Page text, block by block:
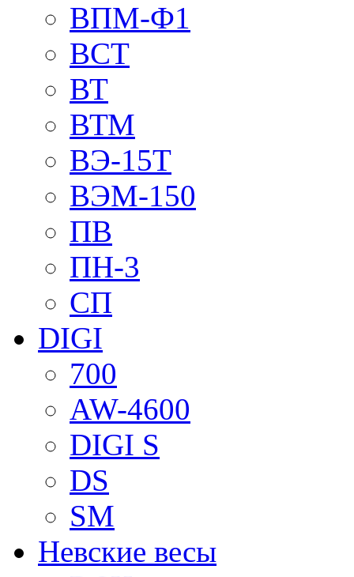
ВПМ-Ф1
ВСТ
ВТ
ВТМ
ВЭ-15Т
ВЭМ-150
ПВ
ПН-3
СП
DIGI
700
AW-4600
DIGI S
DS
SM
Невские весы